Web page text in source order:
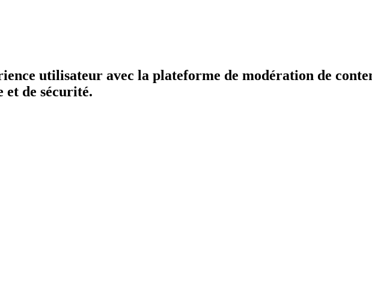
utilisateur avec la plateforme de modération de
et de sécurité.